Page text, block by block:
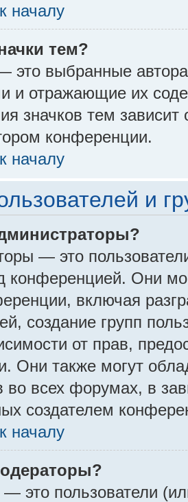
началу
тем?
это выбранные
и отражающие их
значков тем
конференции.
началу
и
— это
конференцией. Они
включая
создание групп
от прав,
Они также могут
во всех форумах, в
создателем
началу
это пользователи